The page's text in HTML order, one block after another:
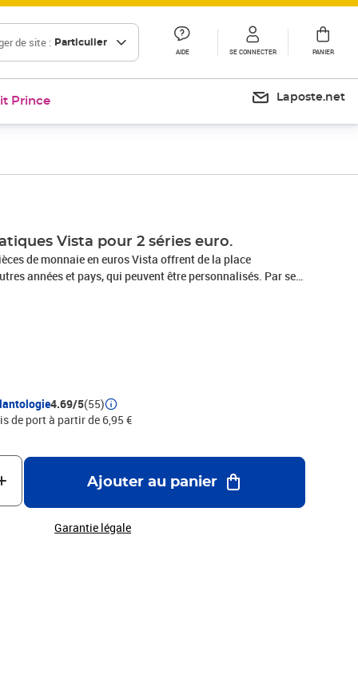
de site : Particulier
AIDE SE CONNECTER PANIER
Prince Laposte.net
Vista pour 2 séries euro.
de monnaie en euros Vista offrent de la place
années et pays, qui peuvent être personnalisés. Par set,
pour 2 jeux de pièces de cours chacun. Ces
pour des millésimes qui ne sont pas encore inclus dans
4.69/5(55)
de port à partir de 6,95 €
Ajouter au panier
Garantie légale